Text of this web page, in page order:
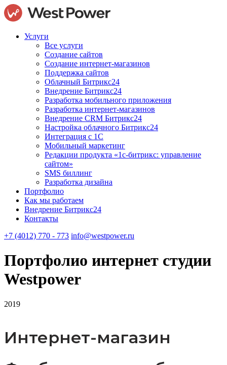
Услуги
Все услуги
Создание сайтов
Создание интернет-магазинов
Поддержка сайтов
Облачный Битрикс24
Внедрение Битрикс24
Разработка мобильного приложения
Разработка интернет-магазинов
Внедрение CRM Битрикс24
Настройка облачного Битрикс24
Интеграция с 1С
Мобильный маркетинг
Редакции продукта «1с-битрикс: управление
сайтом»
SMS биллинг
Разработка дизайна
Портфолио
Как мы работаем
Внедрение Битрикс24
Контакты
+7 (4012) 770 - 773 info@westpower.ru
Портфолио интернет студии
Westpower
2019
Интернет-магазин